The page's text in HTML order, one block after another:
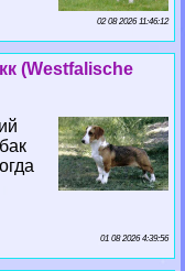
02 08 2026 11:46:12
(Westfalische
01 08 2026 4:39:56